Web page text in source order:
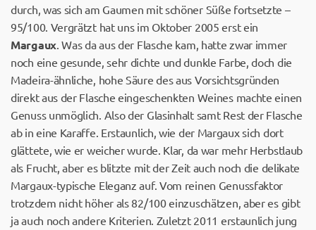
durch, was sich am Gaumen mit schöner Süße fortsetzte –
95/100. Vergrätzt hat uns im Oktober 2005 erst ein
Margaux. Was da aus der Flasche kam, hatte zwar immer
noch eine gesunde, sehr dichte und dunkle Farbe, doch die
Madeira-ähnliche, hohe Säure des aus Vorsichtsgründen
direkt aus der Flasche eingeschenkten Weines machte einen
Genuss unmöglich. Also der Glasinhalt samt Rest der Flasche
ab in eine Karaffe. Erstaunlich, wie der Margaux sich dort
glättete, wie er weicher wurde. Klar, da war mehr Herbstlaub
als Frucht, aber es blitzte mit der Zeit auch noch die delikate
Margaux-typische Eleganz auf. Vom reinen Genussfaktor
trotzdem nicht höher als 82/100 einzuschätzen, aber es gibt
ja auch noch andere Kriterien. Zuletzt 2011 erstaunlich jung